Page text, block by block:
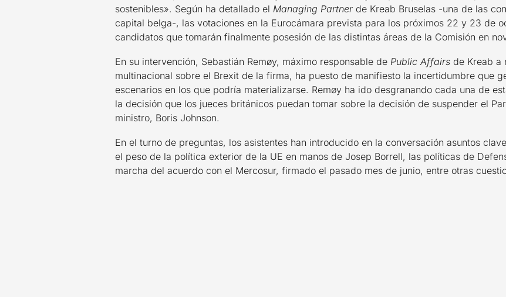
sostenibles». Según ha detallado el Managing Partner de Kreab Bruselas -una de las
capital belga-, las votaciones en la Eurocámara prevista para los próximos 22 y 23 de
candidatos que tomarán finalmente posesión de las distintas áreas de la Comisión en
En su intervención, Sebastián Remøy, máximo responsable de Public Affairs de Kreab a
multinacional sobre el Brexit de la firma, ha puesto de manifiesto la incertidumbre que
escenarios en los que podría materializarse. Remøy ha ido desgranando cada una de
la decisión que los jueces británicos puedan tomar sobre la decisión de suspender el
ministro, Boris Johnson.
En el turno de preguntas, los asistentes han introducido en la conversación asuntos
el peso de la política exterior de la UE en manos de Josep Borrell, las políticas de
marcha del acuerdo con el Mercosur, firmado el pasado mes de junio, entre otras